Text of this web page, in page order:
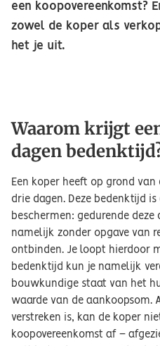
Afspraak maken
een koopovereenkomst?
zowel de koper als
het je uit.
Waarom krijgt
dagen
Een koper heeft op grond
drie dagen. Deze bedenktijd
beschermen: gedurende
namelijk zonder opgave van
ontbinden. Je loopt hierdoor
bedenktijd kun je namelijk
bouwkundige staat van het
waarde van de aankoopsom.
verstreken is, kan de koper
koopovereenkomst af –